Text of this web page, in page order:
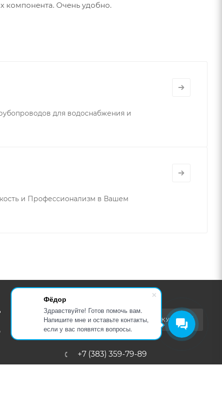
Фёдор
Здравствуйте! Готов помочь вам.
Напишите мне и оставьте контакты,
если у вас появятся вопросы.
компонента. Очень удобно.
для водоснабжения и
и Профессионализм в Вашем
ПОДПИСАТЬСЯ НА РАССЫЛКУ
+7 (383) 359-79-89